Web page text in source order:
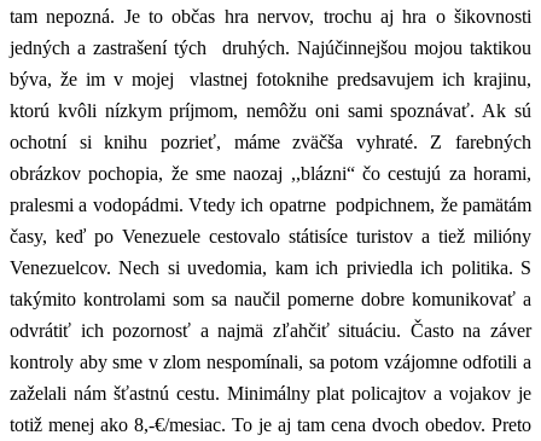
tam nepozná. Je to občas hra nervov, trochu aj hra o šikovnosti
jedných a zastrašení tých druhých. Najúčinnejšou mojou taktikou
býva, že im v mojej vlastnej fotoknihe predsavujem ich krajinu,
ktorú kvôli nízkym príjmom, nemôžu oni sami spoznávať. Ak sú
ochotní si knihu pozrieť, máme zväčša vyhraté. Z farebných
obrázkov pochopia, že sme naozaj ,,blázni“ čo cestujú za horami,
pralesmi a vodopádmi. Vtedy ich opatrne podpichnem, že pamätám
časy, keď po Venezuele cestovalo státisíce turistov a tiež milióny
Venezuelcov. Nech si uvedomia, kam ich priviedla ich politika. S
takýmito kontrolami som sa naučil pomerne dobre komunikovať a
odvrátiť ich pozornosť a najmä zľahčiť situáciu. Často na záver
kontroly aby sme v zlom nespomínali, sa potom vzájomne odfotili a
zaželali nám šťastnú cestu. Minimálny plat policajtov a vojakov je
totiž menej ako 8,-€/mesiac. To je aj tam cena dvoch obedov. Preto